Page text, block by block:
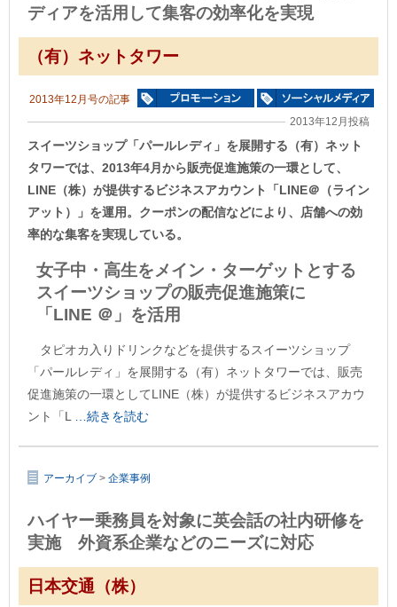
ディアを活用して集客の効率化を実現
（有）ネットタワー
2013年12月号の記事
2013年12月投稿
スイーツショップ「パールレディ」を展開する（有）ネット
タワーでは、2013年4月から販売促進施策の一環として、
LINE（株）が提供するビジネスアカウント「LINE＠（ライン
アット）」を運用。クーポンの配信などにより、店舗への効
率的な集客を実現している。
女子中・高生をメイン・ターゲットとする
スイーツショップの販売促進施策に
「LINE ＠」を活用
タピオカ入りドリンクなどを提供するスイーツショップ
「パールレディ」を展開する（有）ネットタワーでは、販売
促進施策の一環としてLINE（株）が提供するビジネスアカウ
ント「L
…続きを読む
アーカイブ > 企業事例
ハイヤー乗務員を対象に英会話の社内研修を
実施 外資系企業などのニーズに対応
日本交通（株）